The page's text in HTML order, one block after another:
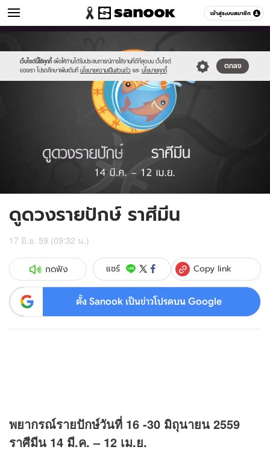
เข้าสู่ระบบสมาชิก
ดูดวง หมวดอื่นๆ
เว็บไซต์นี้ใช้คุกกี้ เพื่อให้ท่านได้รับประสบการณ์การใช้งานที่ดีที่สุดบน เว็บไซต์
ของเรา โปรดศึกษาเพิ่มเติมที่ นโยบายความเป็นส่วนตัว และ นโยบายคุกกี้
ตกลง
new-
sanook.png
ดูดวงรายปักษ์ ราศีมีน
17 มิ.ย. 59 (09:32 น.)
กดฟัง แชร์ Copy link
ตั้ง Sanook เป็นข่าวโปรดบน Google
พยากรณ์รายปักษ์วันที่ 16 -30 มิถุนายน 2559
ราศีมีน 14 มี.ค. – 12 เม.ย.